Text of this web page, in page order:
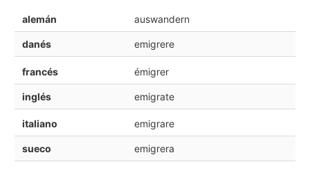
alemán auswandern
danés emigrere
francés émigrer
inglés emigrate
italiano emigrare
sueco emigrera